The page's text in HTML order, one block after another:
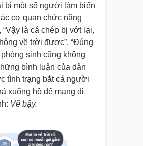
bị một số người làm biến
cơ quan chức năng
“Vậy là cá chép bị vớt lại,
về trời được”, “Đúng
phóng sinh cũng không
bình luận của dân
tình trạng bắt cá người
xuống hồ để mang đi
Vẽ bậy.